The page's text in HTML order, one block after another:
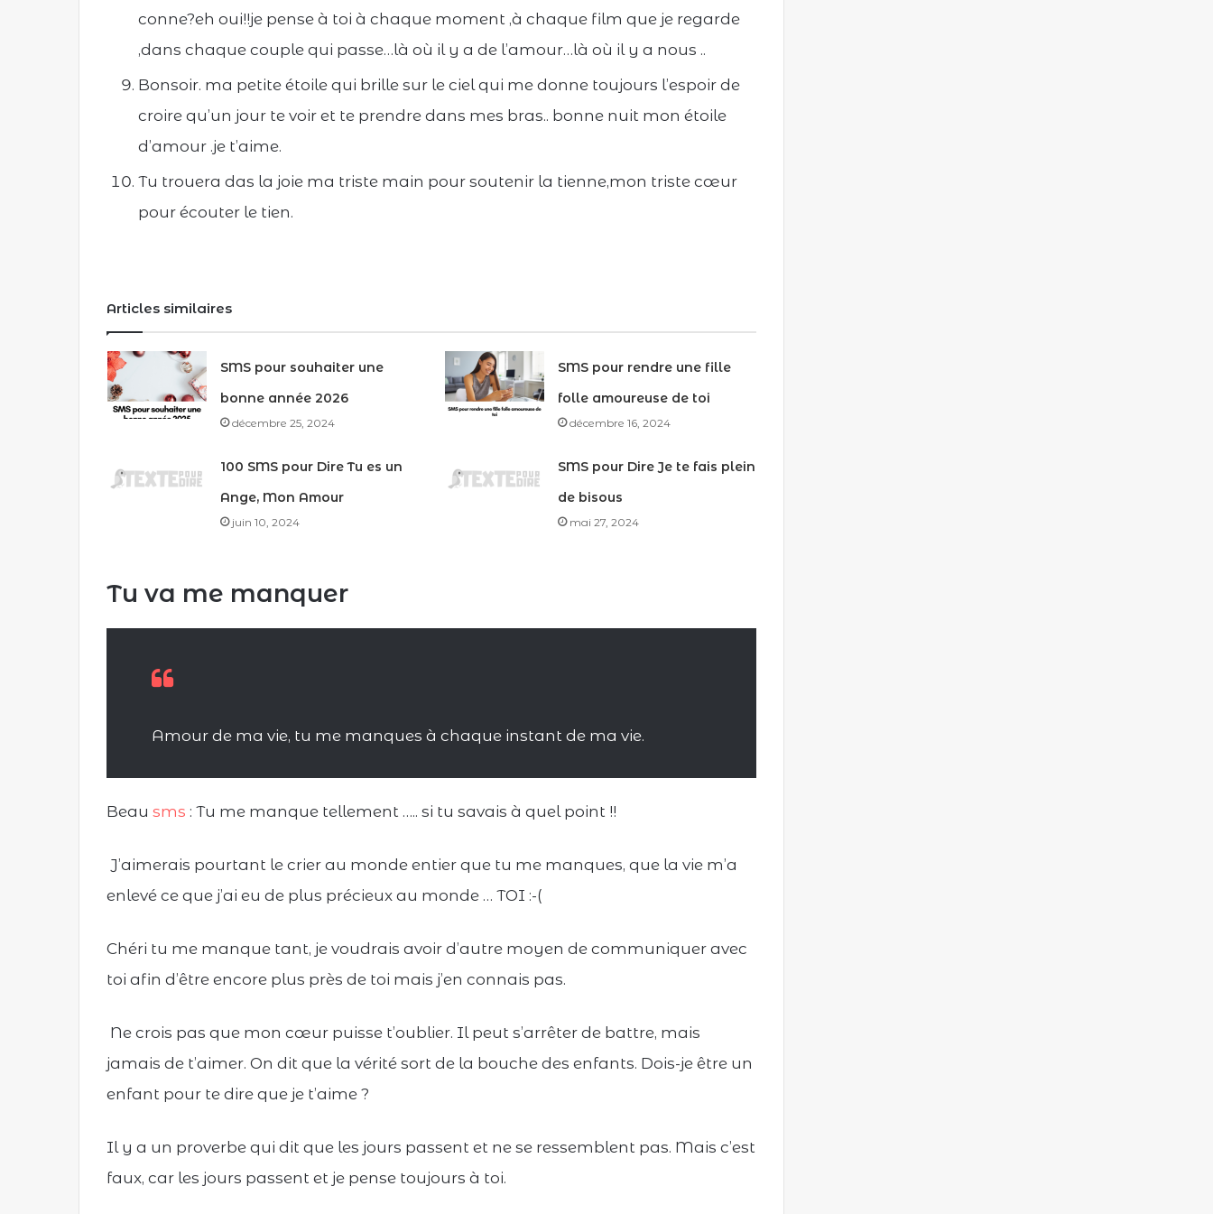
conne?eh oui!!je pense à toi à chaque moment ,à chaque film que je regarde
,dans chaque couple qui passe…là où il y a de l’amour…là où il y a nous ..
Bonsoir. ma petite étoile qui brille sur le ciel qui me donne toujours l’espoir de
croire qu’un jour te voir et te prendre dans mes bras.. bonne nuit mon étoile
d’amour .je t’aime.
Tu trouera das la joie ma triste main pour soutenir la tienne,mon triste cœur
pour écouter le tien.
Articles similaires
SMS pour souhaiter une
bonne année 2026
décembre 25, 2024
SMS pour rendre une fille
folle amoureuse de toi
décembre 16, 2024
100 SMS pour Dire Tu es un
Ange, Mon Amour
juin 10, 2024
SMS pour Dire Je te fais plein
de bisous
mai 27, 2024
Tu va me manquer
Amour de ma vie, tu me manques à chaque instant de ma vie.
Beau sms : Tu me manque tellement ….. si tu savais à quel point !!
J’aimerais pourtant le crier au monde entier que tu me manques, que la vie m’a
enlevé ce que j’ai eu de plus précieux au monde … TOI :-(
Chéri tu me manque tant, je voudrais avoir d’autre moyen de communiquer avec
toi afin d’être encore plus près de toi mais j’en connais pas.
Ne crois pas que mon cœur puisse t’oublier. Il peut s’arrêter de battre, mais
jamais de t’aimer. On dit que la vérité sort de la bouche des enfants. Dois-je être un
enfant pour te dire que je t’aime ?
Il y a un proverbe qui dit que les jours passent et ne se ressemblent pas. Mais c’est
faux, car les jours passent et je pense toujours à toi.